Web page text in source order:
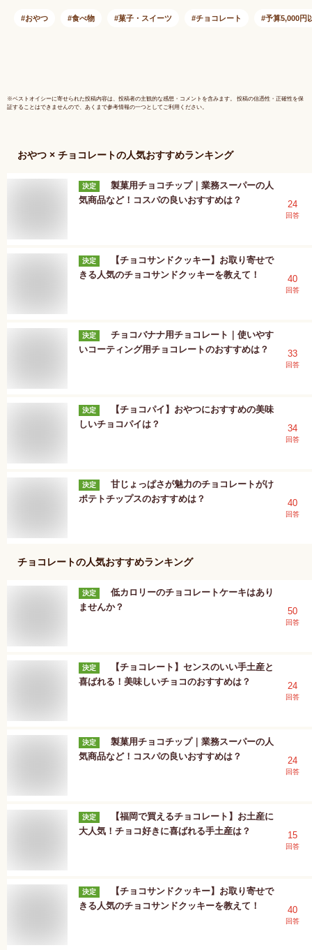
ミアム
おやつ 食べ物 菓子・スイーツ チョコレート 予算5,000円
※ベストオイシーに寄せられた投稿内容は、投稿者の主観的な感想・コメントを含みます。 投稿の信憑性・正確性を保
証することはできませんので、あくまで参考情報の一つとしてご利用ください。
おやつ × チョコレートの人気おすすめランキング
決定
製菓用チョコチップ｜業務スーパーの人
気商品など！コスパの良いおすすめは？
24
回答
決定
【チョコサンドクッキー】お取り寄せで
きる人気のチョコサンドクッキーを教えて！
40
回答
決定
チョコバナナ用チョコレート｜使いやす
いコーティング用チョコレートのおすすめは？
33
回答
決定
【チョコパイ】おやつにおすすめの美味
しいチョコパイは？
34
回答
決定
甘じょっぱさが魅力のチョコレートがけ
ポテトチップスのおすすめは？
40
回答
チョコレートの人気おすすめランキング
決定
低カロリーのチョコレートケーキはあり
ませんか？
50
回答
決定
【チョコレート】センスのいい手土産と
喜ばれる！美味しいチョコのおすすめは？
24
回答
決定
製菓用チョコチップ｜業務スーパーの人
気商品など！コスパの良いおすすめは？
24
回答
決定
【福岡で買えるチョコレート】お土産に
大人気！チョコ好きに喜ばれる手土産は？
15
回答
決定
【チョコサンドクッキー】お取り寄せで
きる人気のチョコサンドクッキーを教えて！
40
回答